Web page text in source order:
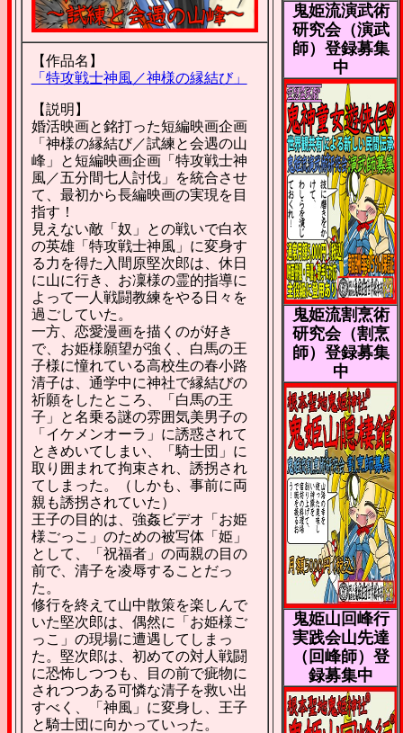
【作品名】
「特攻戦士神風／神様の縁結び」
【説明】
婚活映画と銘打った短編映画企画
「神様の縁結び／試練と会遇の山
峰」と短編映画企画「特攻戦士神
風／五分間七人討伐」を統合させ
て、最初から長編映画の実現を目
指す！
見えない敵「奴」との戦いで白衣
の英雄「特攻戦士神風」に変身す
る力を得た入間原堅次郎は、休日
に山に行き、お凜様の霊的指導に
よって一人戦闘教練をやる日々を
過ごしていた。
一方、恋愛漫画を描くのが好き
で、お姫様願望が強く、白馬の王
子様に憧れている高校生の春小路
清子は、通学中に神社で縁結びの
祈願をしたところ、「白馬の王
子」と名乗る謎の雰囲気美男子の
「イケメンオーラ」に誘惑されて
ときめいてしまい、「騎士団」に
取り囲まれて拘束され、誘拐され
てしまった。（しかも、事前に両
親も誘拐されていた）
王子の目的は、強姦ビデオ「お姫
様ごっこ」のための被写体「姫」
として、「祝福者」の両親の目の
前で、清子を凌辱することだっ
た。
修行を終えて山中散策を楽しんで
いた堅次郎は、偶然に「お姫様ご
っこ」の現場に遭遇してしまっ
た。堅次郎は、初めての対人戦闘
に恐怖しつつも、目の前で疵物に
されつつある可憐な清子を救い出
すべく、「神風」に変身し、王子
と騎士団に向かっていった。
鬼姫流演武術
研究会（演武
師）登録募集
中
鬼姫流割烹術
研究会（割烹
師）登録募集
中
鬼姫山回峰行
実践会山先達
（回峰師）登
録募集中